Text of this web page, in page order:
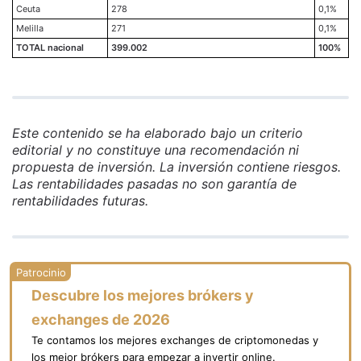
Ceuta 278
0,1%
Melilla
271
0,1%
TOTAL nacional
399.002 100%
Este contenido se ha elaborado bajo un criterio
editorial y no constituye una recomendación ni
propuesta de inversión. La inversión contiene riesgos.
Las rentabilidades pasadas no son garantía de
rentabilidades futuras.
Descubre los mejores brókers y
exchanges de 2026
Te contamos los mejores exchanges de criptomonedas y
los mejor brókers para empezar a invertir online.